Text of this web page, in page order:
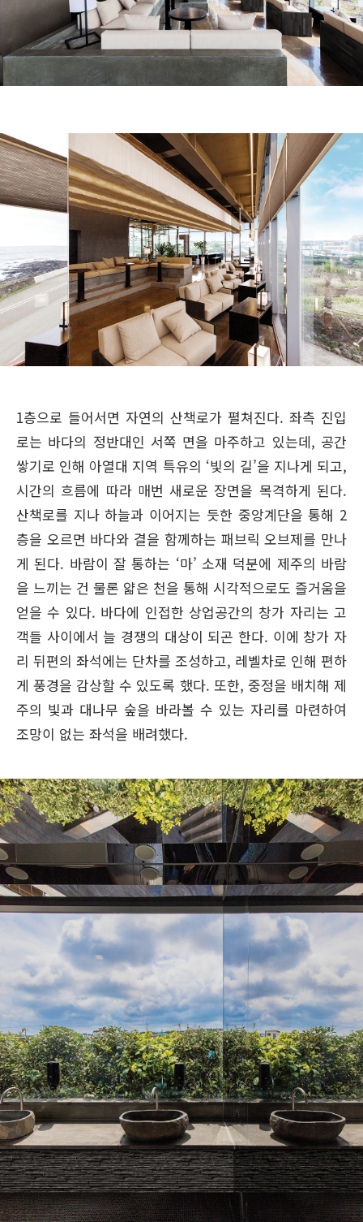
1층으로 들어서면 자연의 산책로가 펼쳐진다. 좌측 진입
로는 바다의 정반대인 서쪽 면을 마주하고 있는데, 공간
쌓기로 인해 아열대 지역 특유의 ‘빛의 길’을 지나게 되고,
시간의 흐름에 따라 매번 새로운 장면을 목격하게 된다.
산책로를 지나 하늘과 이어지는 듯한 중앙계단을 통해 2
층을 오르면 바다와 결을 함께하는 패브릭 오브제를 만나
게 된다. 바람이 잘 통하는 ‘마’ 소재 덕분에 제주의 바람
을 느끼는 건 물론 얇은 천을 통해 시각적으로도 즐거움을
얻을 수 있다. 바다에 인접한 상업공간의 창가 자리는 고
객들 사이에서 늘 경쟁의 대상이 되곤 한다. 이에 창가 자
리 뒤편의 좌석에는 단차를 조성하고, 레벨차로 인해 편하
게 풍경을 감상할 수 있도록 했다. 또한, 중정을 배치해 제
주의 빛과 대나무 숲을 바라볼 수 있는 자리를 마련하여
조망이 없는 좌석을 배려했다.